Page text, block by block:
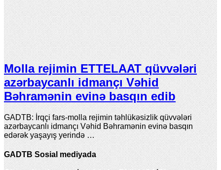
Molla rejimin ETTELAAT qüvvələri
azərbaycanlı idmançı Vəhid
Bəhramənin evinə basqın edib
GADTB: İrqçi fars-molla rejimin təhlükəsizlik qüvvələri
azərbaycanlı idmançı Vəhid Bəhramənin evinə basqın
edərək yaşayış yerində …
GADTB Sosial mediyada